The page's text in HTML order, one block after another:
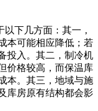
下几方面：其一，
本可能相应降低；若
投入。其二，制冷机
价格较高，而保温库
本。其三，地域与施
库房原有结构都会影